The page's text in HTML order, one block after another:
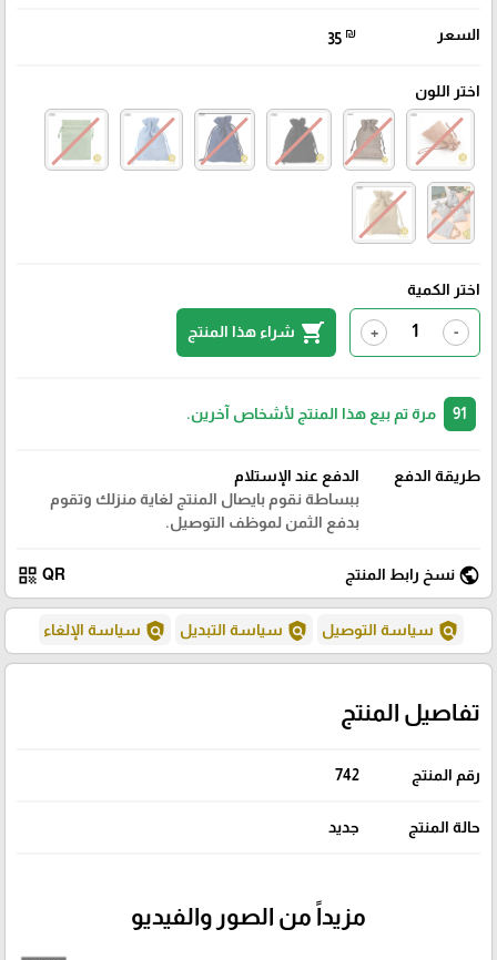
السعر 35 ₪
اختر اللون
اختر الكمية
-
+
shopping_cart شراء هذا المنتج
مرة تم بيع هذا المنتج لأشخاص آخرين.
طريقة الدفع
الدفع عند الإستلام
ببساطة نقوم بايصال المنتج لغاية منزلك وتقوم
بدفع الثمن لموظف التوصيل.
public نسخ رابط المنتج QR
qr_code
policy سياسة التوصيل policy سياسة التبديل policy سياسة الإلغاء
تفاصيل المنتج
رقم المنتج 742
حالة المنتج جديد
مزيداً من الصور والفيديو